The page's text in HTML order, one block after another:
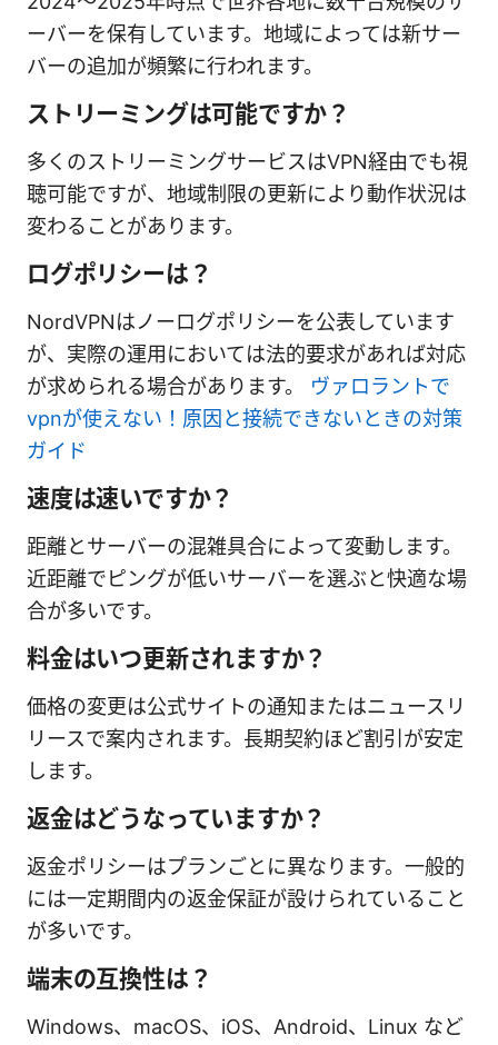
ーバーを保有しています。地域によっては新サー
バーの追加が頻繁に行われます。
ストリーミングは可能ですか？
多くのストリーミングサービスはVPN経由でも視
聴可能ですが、地域制限の更新により動作状況は
変わることがあります。
ログポリシーは？
NordVPNはノーログポリシーを公表しています
が、実際の運用においては法的要求があれば対応
が求められる場合があります。 ヴァロラントで
vpnが使えない！原因と接続できないときの対策
ガイド
速度は速いですか？
距離とサーバーの混雑具合によって変動します。
近距離でピングが低いサーバーを選ぶと快適な場
合が多いです。
料金はいつ更新されますか？
価格の変更は公式サイトの通知またはニュースリ
リースで案内されます。長期契約ほど割引が安定
します。
返金はどうなっていますか？
返金ポリシーはプランごとに異なります。一般的
には一定期間内の返金保証が設けられていること
が多いです。
端末の互換性は？
Windows、macOS、iOS、Android、Linux など